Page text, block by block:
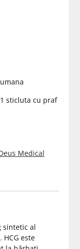
sticluta cu praf
Medical
sintetic al
este